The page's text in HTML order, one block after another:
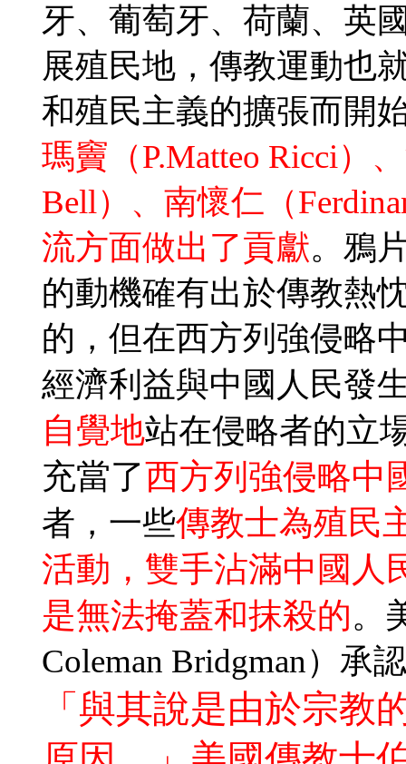
牙、葡萄牙、荷蘭、英
展殖民地，傳教運動也
和殖民主義的擴張而開
瑪竇（P.Matteo Ricci）
Bell）、南懷仁（
流方面做出了貢獻。鴉
的動機確有出於傳教熱
的，但在西方列強侵略
經濟利益與中國人民發
自覺地站在侵略者的立
充當了西方列強侵略中
者，一些傳教士為殖民
活動，雙手沾滿中國人
是無法掩蓋和抹殺的。
Coleman Bridgman）承
「與其說是由於宗教